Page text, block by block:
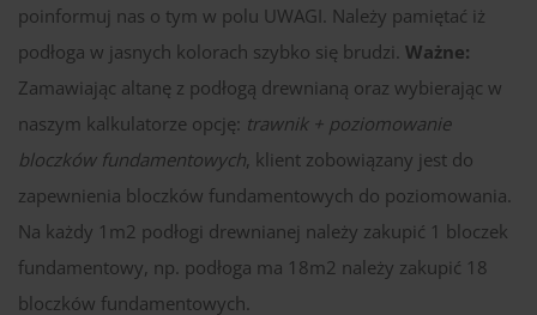
poinformuj nas o tym w polu UWAGI. Należy pamiętać iż
podłoga w jasnych kolorach szybko się brudzi. Ważne:
Zamawiając altanę z podłogą drewnianą oraz wybierając w
naszym kalkulatorze opcję: trawnik + poziomowanie
bloczków fundamentowych, klient zobowiązany jest do
zapewnienia bloczków fundamentowych do poziomowania.
Na każdy 1m2 podłogi drewnianej należy zakupić 1 bloczek
fundamentowy, np. podłoga ma 18m2 należy zakupić 18
bloczków fundamentowych.